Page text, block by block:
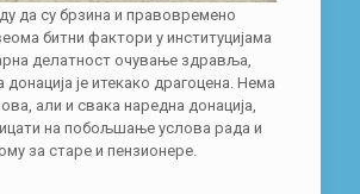
да су брзина и правовремено
битни фактори у институцијама
делатност очување здравља,
донација је итекако драгоцена. Нема
али и свака наредна донација,
на побољшање услова рада и
за старе и пензионере.